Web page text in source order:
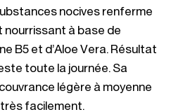
nocives renferme
nourrissant à base de
B5 et d’Aloe Vera. Résultat
toute la journée. Sa
légère à moyenne
facilement.